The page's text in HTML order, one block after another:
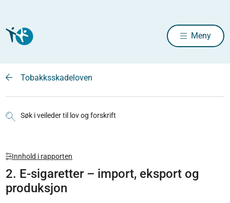
Meny
Tobakksskadeloven
Søk i veileder til lov og forskrift
Innhold i rapporten
2. E-sigaretter – import, eksport og
produksjon